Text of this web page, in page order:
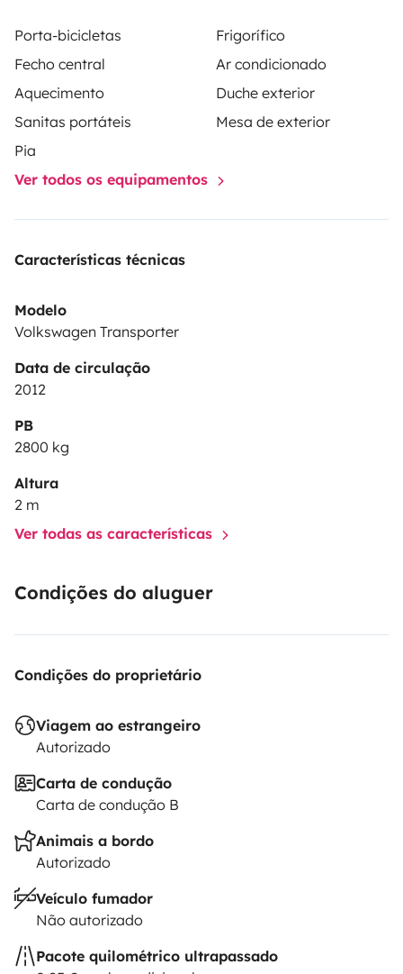
Porta-bicicletas
Frigorífico
Fecho central
Ar condicionado
Aquecimento
Duche exterior
Sanitas portáteis
Mesa de exterior
Pia
Ver todos os equipamentos
Características técnicas
Modelo
Volkswagen Transporter
Data de circulação
2012
PB
2800 kg
Altura
2 m
Ver todas as características
Condições do aluguer
Condições do proprietário
Viagem ao estrangeiro
Autorizado
Carta de condução
Carta de condução B
Animais a bordo
Autorizado
Veículo fumador
Não autorizado
Pacote quilométrico ultrapassado